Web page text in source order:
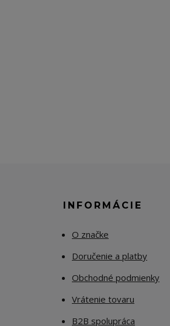
INFORMÁCIE
O značke
Doručenie a platby
Obchodné podmienky
Vrátenie tovaru
B2B spolupráca